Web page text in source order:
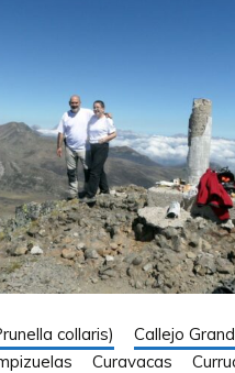
collaris)
Callejo
Curavacas